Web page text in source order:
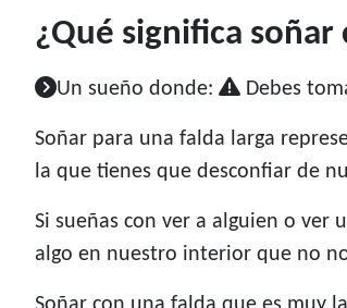
¿Qué significa soñar
Un sueño donde: Debes
Soñar para una falda larga
la que tienes que desconfiar de
Si sueñas con ver a alguien o ver
algo en nuestro interior que no